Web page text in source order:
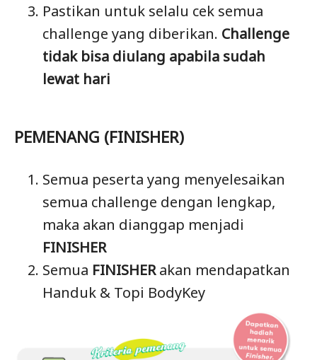
Pastikan untuk selalu cek semua
challenge yang diberikan. Challenge
tidak bisa diulang apabila sudah
lewat hari
PEMENANG (FINISHER)
Semua peserta yang menyelesaikan
semua challenge dengan lengkap,
maka akan dianggap menjadi
FINISHER
Semua FINISHERakan mendapatkan
Handuk & Topi BodyKey